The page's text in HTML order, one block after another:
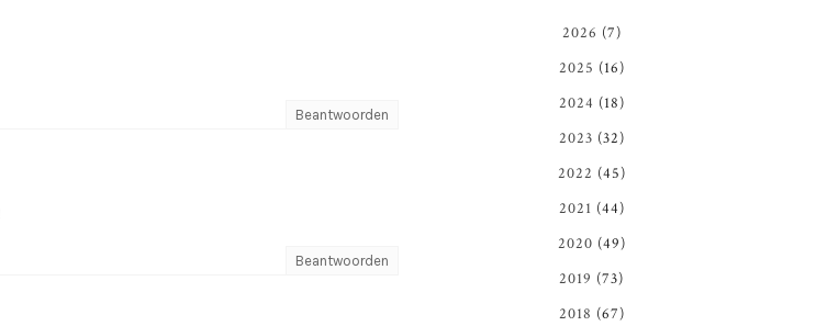
Beantwoorden
Beantwoorden
2026 (7)
2025 (16)
2024 (18)
2023 (32)
2022 (45)
2021 (44)
2020 (49)
2019 (73)
2018 (67)